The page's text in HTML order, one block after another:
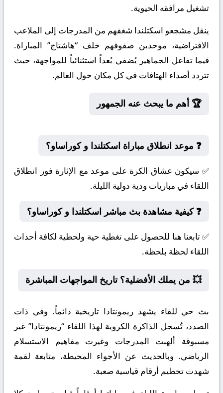
تشغيل مرافقه الحيوية.
ينقل مشجعو اسكتلندا شغفهم من المدرجات إلى الملاعب
الافتراضية، موحدين صفوفهم خلف “هاشتاج” المباراة.
فيما تفاعل الجماهير يُضفي بُعداً استثنائياً للمواجهة، حيث
تتردد أصداء الهتافات في كل مكان حول العالم.
🏆 أهم ما يبحث عنه الجمهور
❓ موعد انطلاق مباراة اسكتلندا و كوراساو؟
✅ سيكون عشاق الكرة على موعد مع الإثارة فور انطلاق
اللقاء في مباريات ودية دولية الليلة.
❓ كيفية مشاهدة بث مباشر اسكتلندا و كوراساو؟
✅ تابعنا هنا للحصول على تغطية حية ولحظية لكافة أحداث
اللقاء لحظة بلحظة.
💥 من يملك الأفضلية؟ تاريخ المواجهات المباشرة
بث حي للقاء يشهد ريمونتادا تاريخية دائماً. وفي ذات
الصدد، تُسجل الذاكرة الكروية لهذا اللقاء “ريمونتادا” غير
مسبوقة ألهبت المدرجات وغيرت مفاهيم الاستسلام
الرياضي. وبالحديث عن الأجواء المحيطة، متابعة لقمة
شهدت تحطيم أرقام قياسية صعبة.